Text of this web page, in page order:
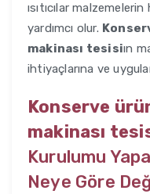
ısıtıcılar
yardımcı olur.
makinası tesisiın
ihtiyaçlarına ve
Konserve
makinası
Kurulumu
Neye Göre